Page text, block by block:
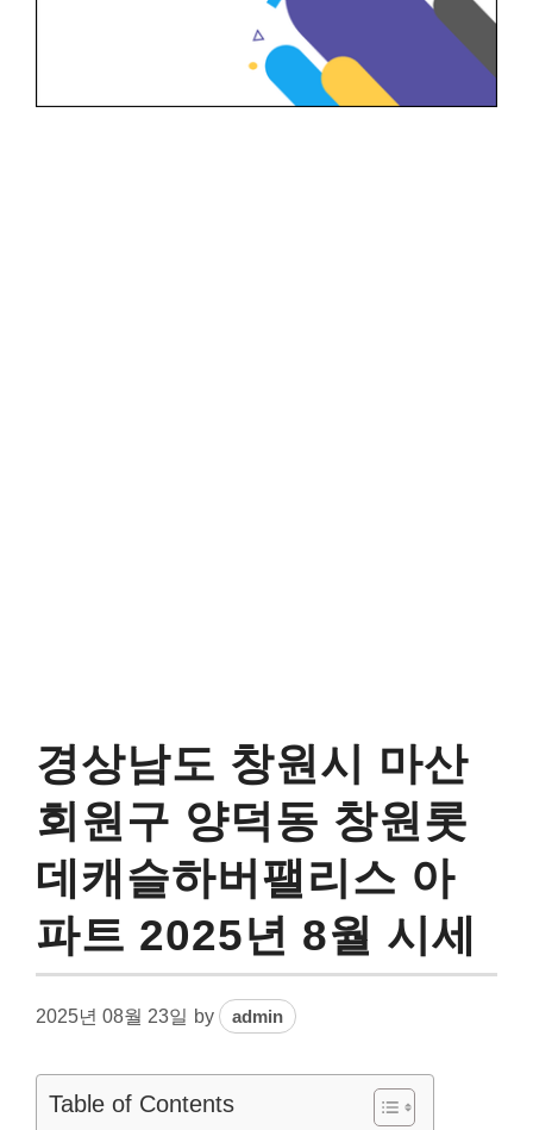
경상남도 창원시 마산
회원구 양덕동 창원롯
데캐슬하버팰리스 아
파트 2025년 8월 시세
2025년 08월 23일 by admin
Table of Contents